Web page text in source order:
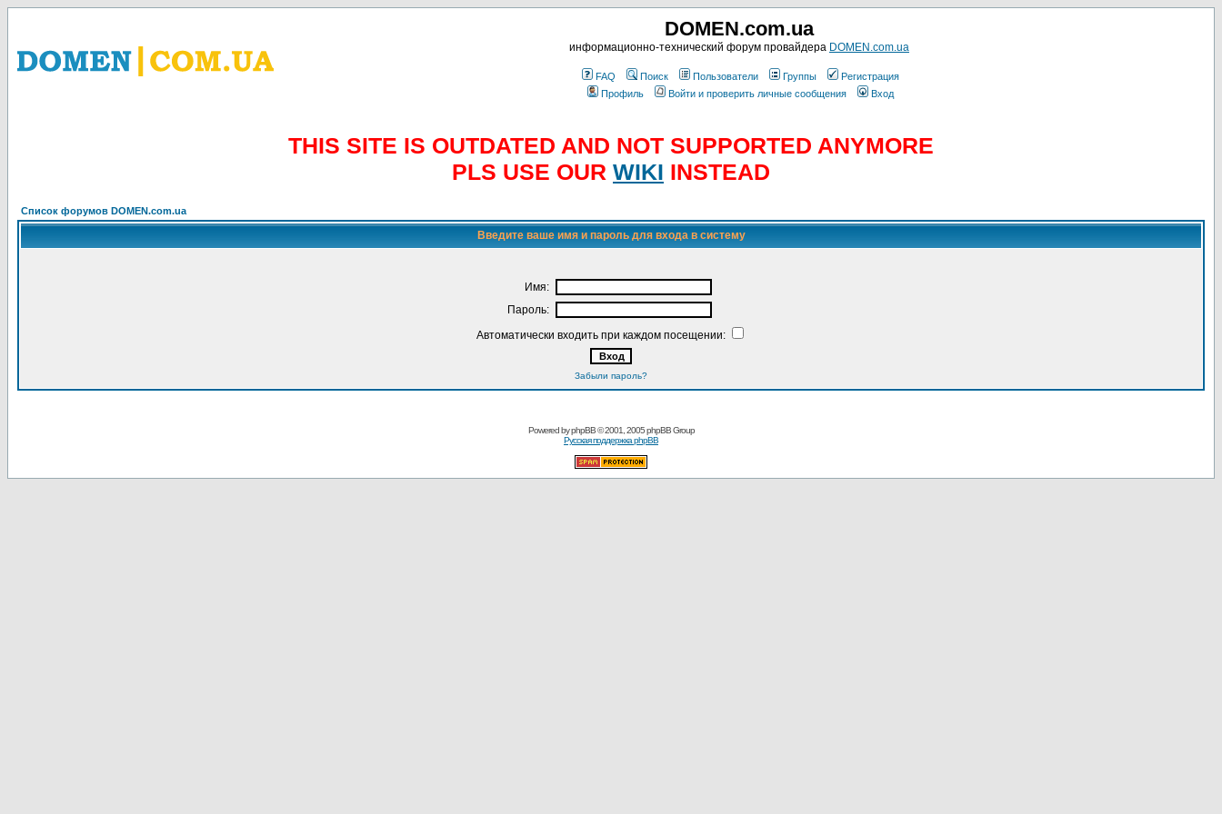
DOMEN.com.ua
информационно-технический форум провайдера DOMEN.com.ua
FAQ Поиск Пользователи Группы
Регистрация
Профиль
Войти и проверить личные сообщения Вход
THIS SITE IS OUTDATED AND NOT SUPPORTED ANYMORE
PLS USE OUR WIKI INSTEAD
Список форумов DOMEN.com.ua
Введите ваше имя и пароль для входа в систему
Имя:
Пароль:
Автоматически входить при каждом посещении:
Забыли пароль?
Powered byphpBB© 2001, 2005 phpBB Group
Русская поддержка phpBB